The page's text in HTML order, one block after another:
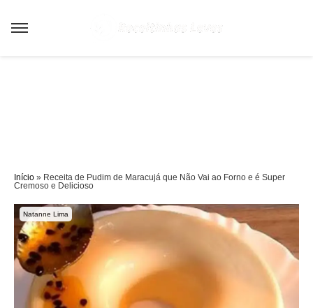
Início » Receita de Pudim de Maracujá que Não Vai ao Forno e é Super
Cremoso e Delicioso
Natanne Lima